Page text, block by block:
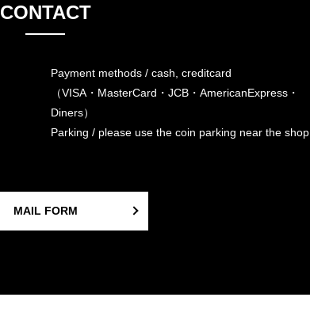
CONTACT
Payment methods / cash, creditcard
（VISA・MasterCard・JCB・AmericanExpress・
Diners）
Parking / please use the coin parking near the shop
MAIL FORM